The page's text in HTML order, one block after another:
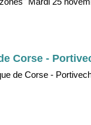
Corse -
de Corse -